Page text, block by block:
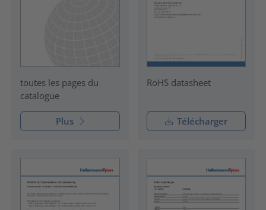
toutes les pages du
catalogue
Plus
RoHS datasheet
Télécharger